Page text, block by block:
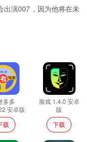
出演007，因为他将在未
多多
安卓版
载
脸戏 1.4.0 安卓
版
下载